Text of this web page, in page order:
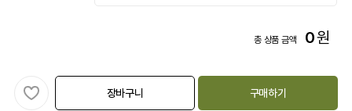
총 상품 금액 0원
장바구니 구매하기